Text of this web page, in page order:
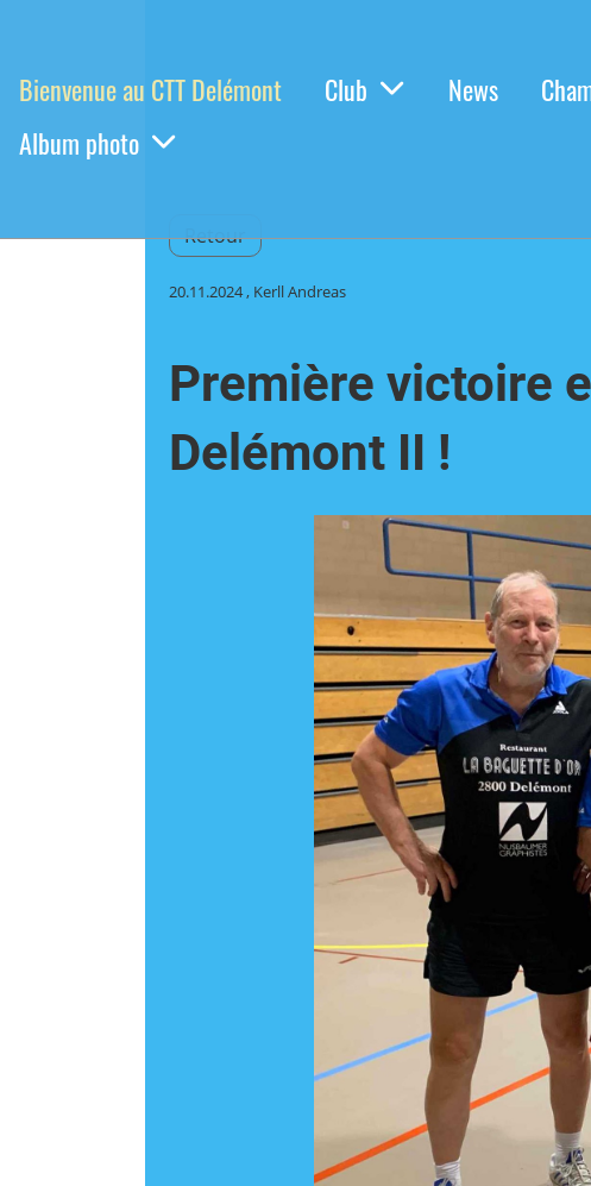
Bienvenue au CTT Delémont Club News
Album photo
Retour
20.11.2024, Kerll Andreas
Première victoire
Delémont II !